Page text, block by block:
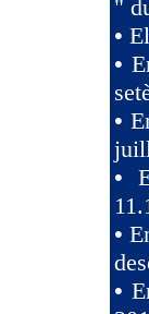
"
•
•
•
•
•
•